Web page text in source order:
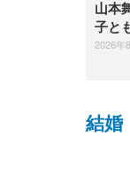
山本
子と
2026年
結婚